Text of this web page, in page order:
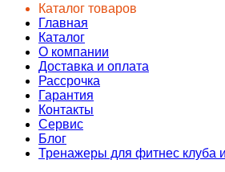
Каталог товаров
Главная
Каталог
О компании
Доставка и оплата
Рассрочка
Гарантия
Контакты
Сервис
Блог
Тренажеры для фитнес клуба